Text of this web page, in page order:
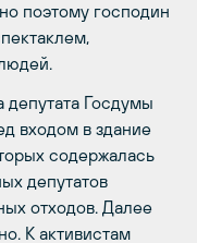
поэтому господин
Госдумы
входом в здание
содержалась
депутатов
отходов. Далее
К активистам